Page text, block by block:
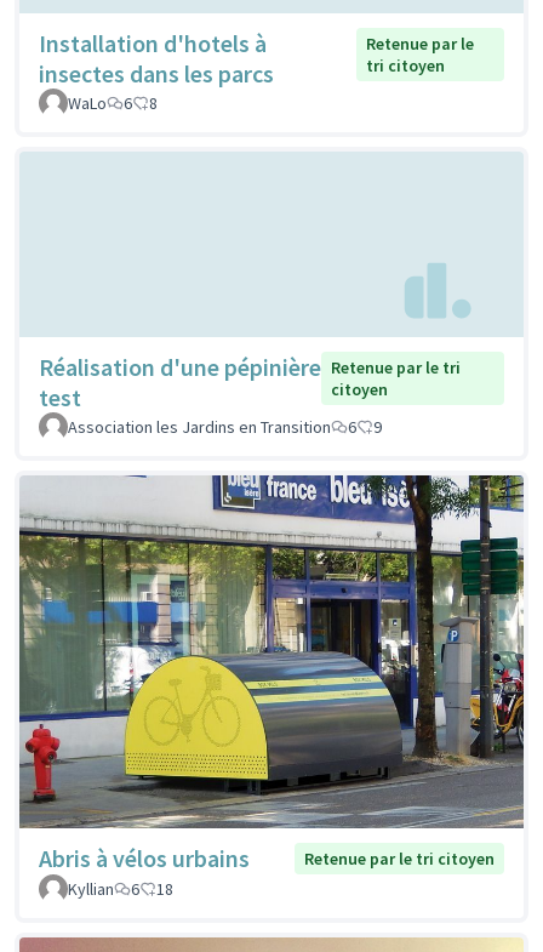
Installation d'hotels à
insectes dans les parcs
Retenue par le
tri citoyen
WaLo
6 8
Réalisation d'une pépinière
test
Retenue par le tri
citoyen
Association les Jardins en Transition
6 9
Abris à vélos urbains
Retenue par le tri citoyen
Kyllian
6 18